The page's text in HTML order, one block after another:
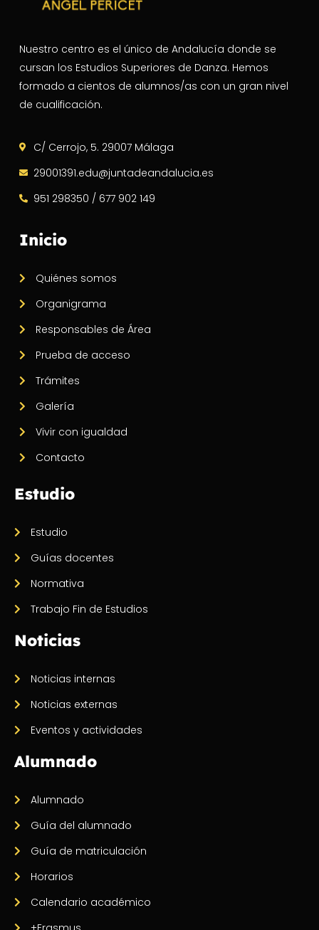
Nuestro centro es el único de Andalucía donde se
cursan los Estudios Superiores de Danza. Hemos
formado a cientos de alumnos/as con un gran nivel
de cualificación.
C/ Cerrojo, 5. 29007 Málaga
29001391.edu@juntadeandalucia.es
951 298350 / 677 902 149
Inicio
Quiénes somos
Organigrama
Responsables de Área
Prueba de acceso
Trámites
Galería
Vivir con igualdad
Contacto
Estudio
Estudio
Guías docentes
Normativa
Trabajo Fin de Estudios
Noticias
Noticias internas
Noticias externas
Eventos y actividades
Alumnado
Alumnado
Guía del alumnado
Guía de matriculación
Horarios
Calendario académico